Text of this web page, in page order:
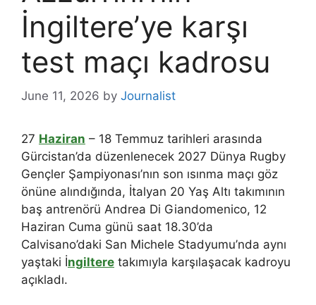
İngiltere’ye karşı
test maçı kadrosu
June 11, 2026 by Journalist
27 Haziran – 18 Temmuz tarihleri ​​arasında
Gürcistan’da düzenlenecek 2027 Dünya Rugby
Gençler Şampiyonası’nın son ısınma maçı göz
önüne alındığında, İtalyan 20 Yaş Altı takımının
baş antrenörü Andrea Di Giandomenico, 12
Haziran Cuma günü saat 18.30’da
Calvisano’daki San Michele Stadyumu’nda aynı
yaştaki İngiltere takımıyla karşılaşacak kadroyu
açıkladı.